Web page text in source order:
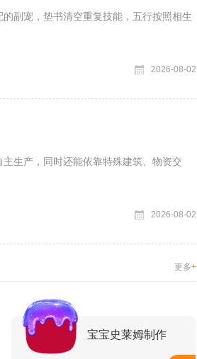
副宠，垫书清空重复技能，五行按照相生
2026-08-02
生产，同时还能依靠特殊建筑、物资交
2026-08-02
更多+
宝宝史莱姆制作